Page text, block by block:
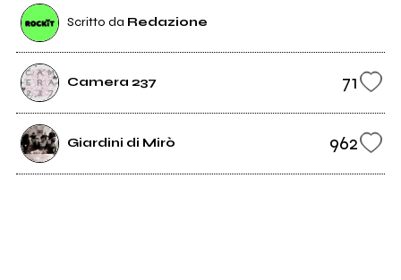
Scritto da Redazione
Camera 237 71
Giardini di Mirò 962